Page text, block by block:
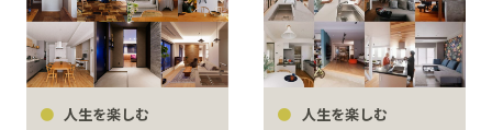
人生を楽しむ 人生を楽しむ